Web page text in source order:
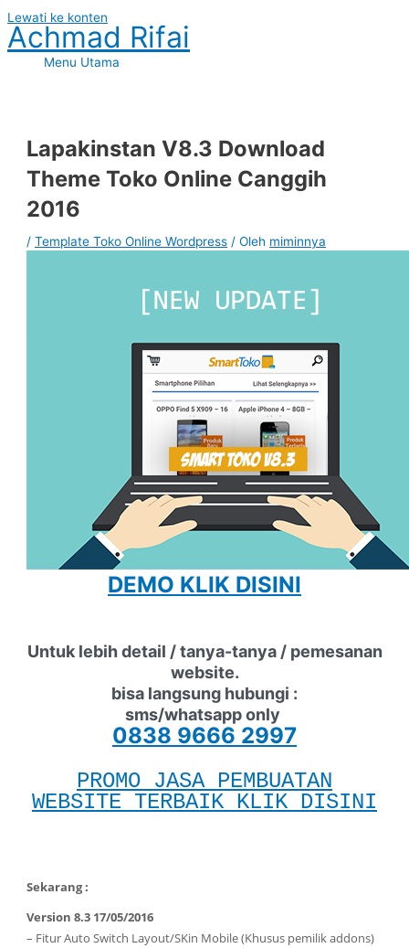
Lewati ke konten
Achmad Rifai
Menu Utama
Lapakinstan V8.3 Download
Theme Toko Online Canggih
2016
/Template Toko Online Wordpress / Oleh miminnya
DEMO KLIK DISINI
Untuk lebih detail / tanya-tanya / pemesanan
website.
bisa langsung hubungi :
sms/whatsapp only
0838 9666 2997
PROMO JASA PEMBUATAN
WEBSITE TERBAIK KLIK DISINI
Sekarang :
Version 8.3 17/05/2016
– Fitur Auto Switch Layout/SKin Mobile (Khusus pemilik addons)